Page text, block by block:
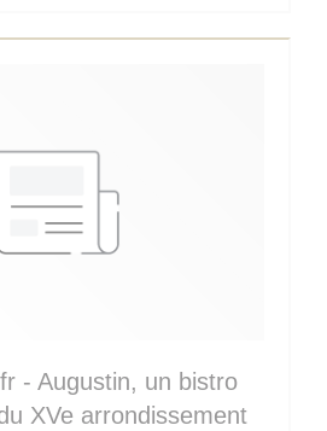
- Augustin, un bistro
XVe arrondissement